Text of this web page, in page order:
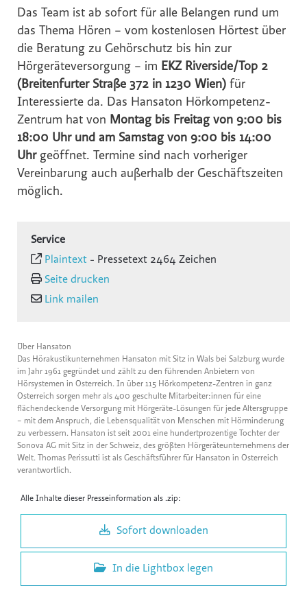
Das Team ist ab sofort für alle Belangen rund um
das Thema Hören – vom kostenlosen Hörtest über
die Beratung zu Gehörschutz bis hin zur
Hörgeräteversorgung – im EKZ Riverside/Top 2
(Breitenfurter Straße 372 in 1230 Wien) für
Interessierte da. Das Hansaton Hörkompetenz-
Zentrum hat von Montag bis Freitag von 9:00 bis
18:00 Uhr und am Samstag von 9:00 bis 14:00
Uhrgeöffnet. Termine sind nach vorheriger
Vereinbarung auch außerhalb der Geschäftszeiten
möglich.
Service
Plaintext - Pressetext 2464 Zeichen
Seite drucken
Link mailen
Über Hansaton
Das Hörakustikunternehmen Hansaton mit Sitz in Wals bei Salzburg wurde
im Jahr 1961 gegründet und zählt zu den führenden Anbietern von
Hörsystemen in Österreich. In über 115 Hörkompetenz-Zentren in ganz
Österreich sorgen mehr als 400 geschulte Mitarbeiter:innen für eine
flächendeckende Versorgung mit Hörgeräte-Lösungen für jede Altersgruppe
– mit dem Anspruch, die Lebensqualität von Menschen mit Hörminderung
zu verbessern. Hansaton ist seit 2001 eine hundertprozentige Tochter der
Sonova AG mit Sitz in der Schweiz, des größten Hörgeräteunternehmens der
Welt. Thomas Perissutti ist als Geschäftsführer für Hansaton in Österreich
verantwortlich.
Alle Inhalte dieser Presseinformation als .zip:
Sofort downloaden
In die Lightbox legen